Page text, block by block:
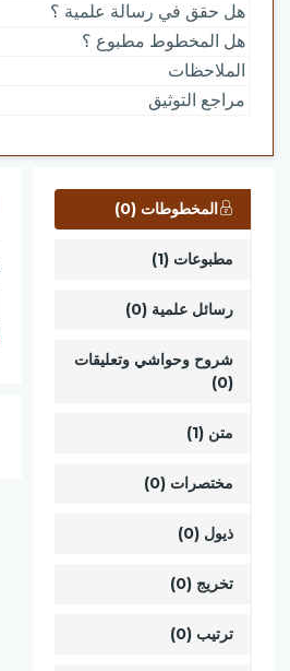
هل حقق في رسالة علمية ؟
هل المخطوط مطبوع ؟
الملاحظات
مراجع التوثيق
المخطوطات (0)
مطبوعات (1)
رسائل علمية (0)
شروح وحواشي وتعليقات
(0)
متن (1)
مختصرات (0)
ذيول (0)
تخريج (0)
ترتيب (0)